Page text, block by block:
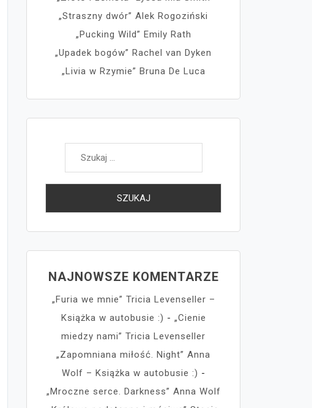
„Straszny dwór” Alek Rogoziński
„Pucking Wild” Emily Rath
„Upadek bogów” Rachel van Dyken
„Livia w Rzymie” Bruna De Luca
Szukaj:
NAJNOWSZE KOMENTARZE
„Furia we mnie” Tricia Levenseller –
Książka w autobusie :) - „Cienie
miedzy nami” Tricia Levenseller
„Zapomniana miłość. Night” Anna
Wolf – Książka w autobusie :) -
„Mroczne serce. Darkness” Anna Wolf